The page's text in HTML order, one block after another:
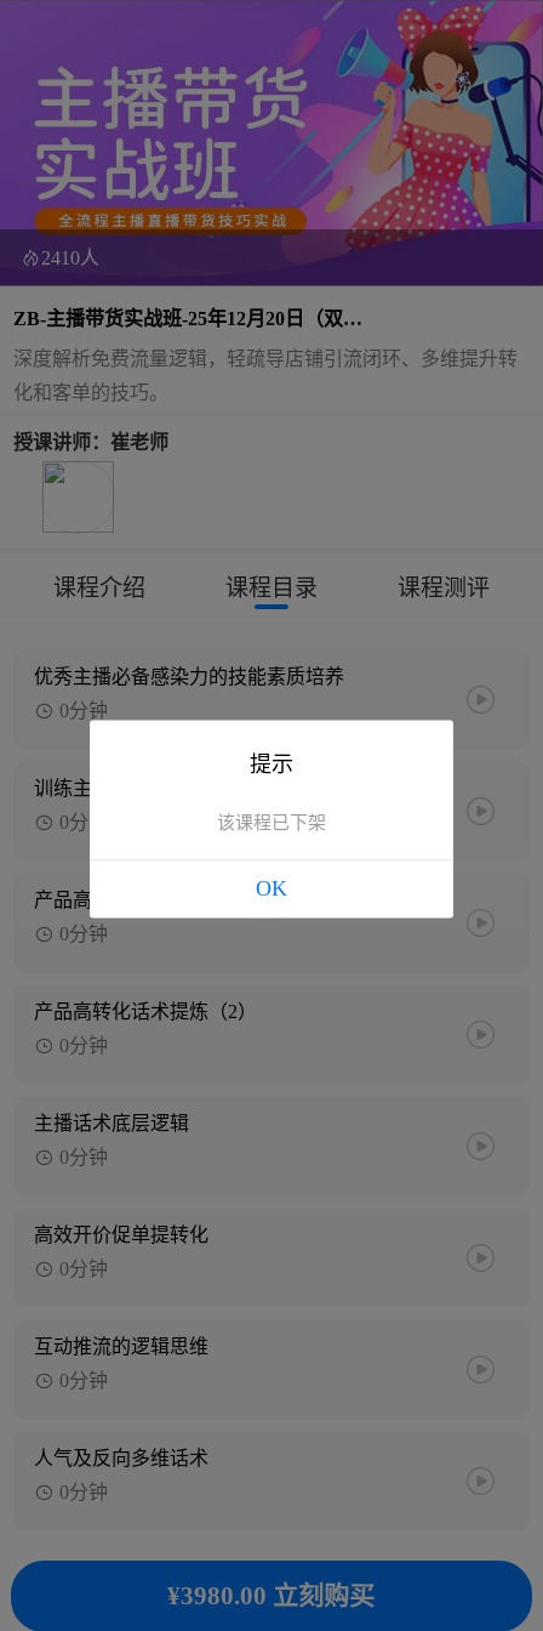
2410人
ZB-主播带货实战班-25年12月20日（双
师）
深度解析免费流量逻辑，轻疏导店铺引流闭环、多维提升转
化和客单的技巧。
授课讲师：崔老师
课程介绍 课程目录 课程测评
优秀主播必备感染力的技能素质培养
0分钟
训练主播自然情绪节奏播感
0分钟
产品高转化话术提炼（1）
0分钟
产品高转化话术提炼（2）
0分钟
主播话术底层逻辑
0分钟
高效开价促单提转化
0分钟
互动推流的逻辑思维
0分钟
人气及反向多维话术
0分钟
¥3980.00 立刻购买
提示
该课程已下架
OK